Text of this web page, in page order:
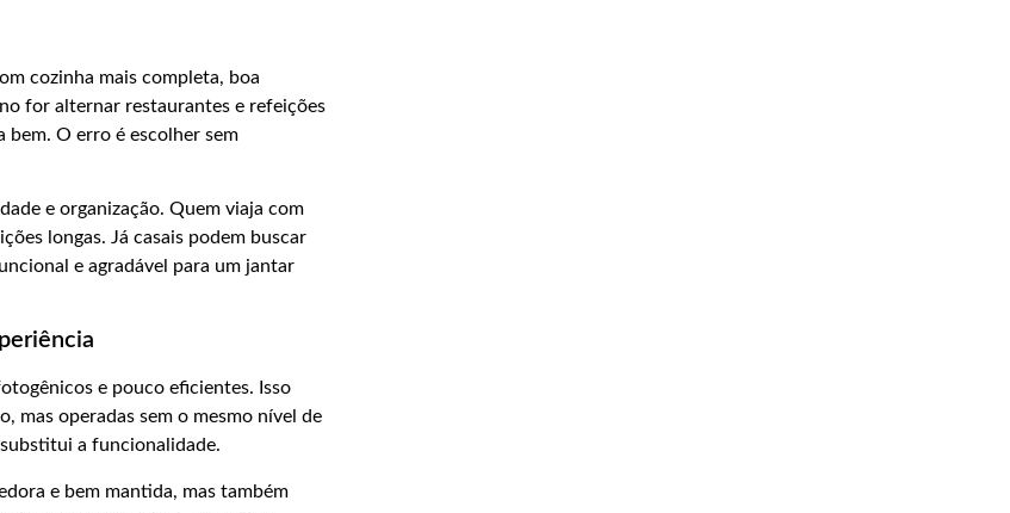
cozinha mais completa, boa
for alternar restaurantes e refeições
bem. O erro é escolher sem
e organização. Quem viaja com
longas. Já casais podem buscar
e agradável para um jantar
e pouco eficientes. Isso
mas operadas sem o mesmo nível de
a funcionalidade.
e bem mantida, mas também